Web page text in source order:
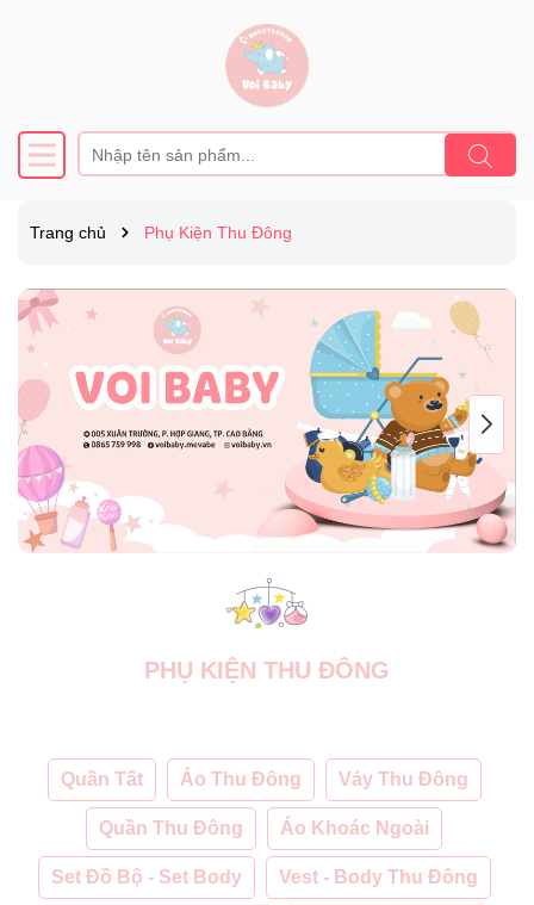
Trang chủ Phụ Kiện Thu Đông
PHỤ KIỆN THU ĐÔNG
Quần Tất Áo Thu Đông Váy Thu Đông
Quần Thu Đông Áo Khoác Ngoài
Set Đồ Bộ - Set Body Vest - Body Thu Đông